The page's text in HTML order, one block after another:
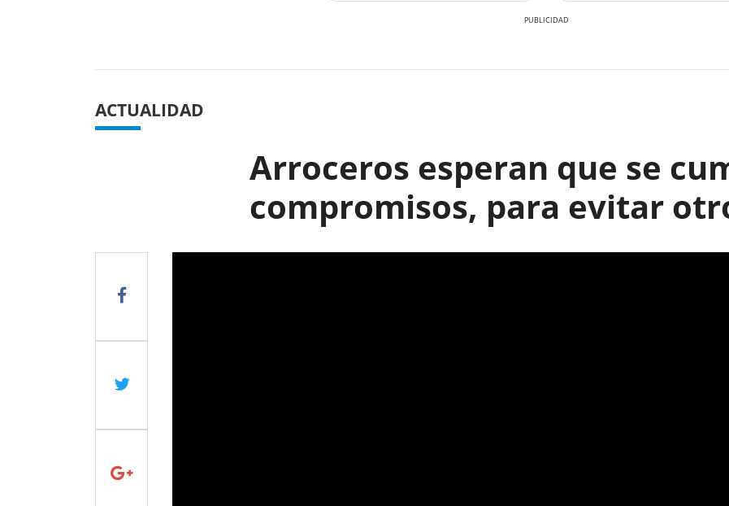
ACTUALIDAD
Arroceros esperan que se
compromisos, para evitar